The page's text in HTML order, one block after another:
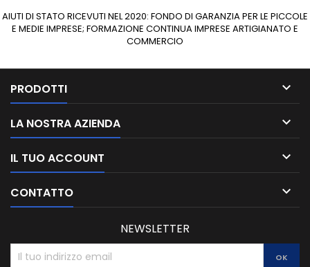
AIUTI DI STATO RICEVUTI NEL 2020: FONDO DI GARANZIA PER LE PICCOLE
E MEDIE IMPRESE; FORMAZIONE CONTINUA IMPRESE ARTIGIANATO E
COMMERCIO
PRODOTTI 
LA NOSTRA AZIENDA 
IL TUO ACCOUNT 
CONTATTO 
NEWSLETTER